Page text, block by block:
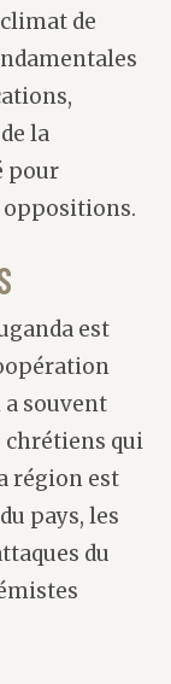
de
la
pour
oppositions.
est
souvent
chrétiens qui
région est
pays, les
du